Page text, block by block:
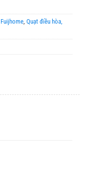
Quạt điều hòa,